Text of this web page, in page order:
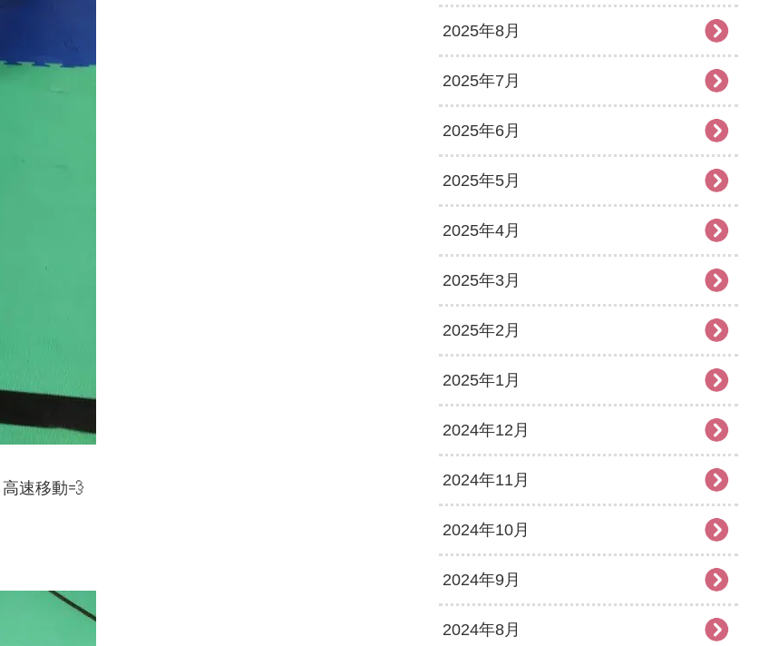
速移動💨
2025年8月
2025年7月
2025年6月
2025年5月
2025年4月
2025年3月
2025年2月
2025年1月
2024年12月
2024年11月
2024年10月
2024年9月
2024年8月